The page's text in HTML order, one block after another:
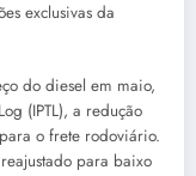
exclusivas da
do diesel em maio,
(IPTL), a redução
o frete rodoviário.
para baixo